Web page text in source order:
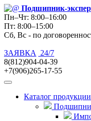
Подшипник-
Пн–Чт: 8:00–16:00
Пт: 8:00–15:00
Сб, Вс - по
ЗАЯВКА
24/7
8(812)904-04-39
+7(906)265-17-55
Каталог продукции